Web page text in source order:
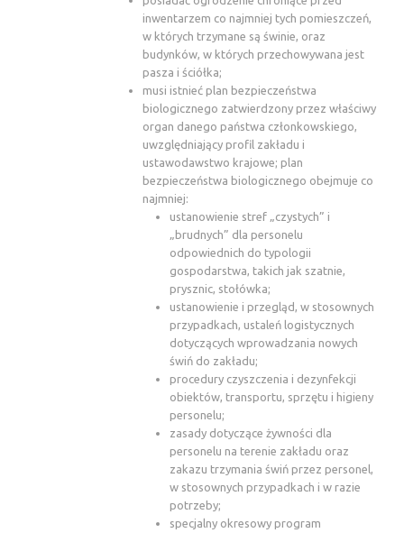
inwentarzem co najmniej tych pomieszczeń,
w których trzymane są świnie, oraz
budynków, w których przechowywana jest
pasza i ściółka;
musi istnieć plan bezpieczeństwa
biologicznego zatwierdzony przez właściwy
organ danego państwa członkowskiego,
uwzględniający profil zakładu i
ustawodawstwo krajowe; plan
bezpieczeństwa biologicznego obejmuje co
najmniej:
ustanowienie stref „czystych” i
„brudnych” dla personelu
odpowiednich do typologii
gospodarstwa, takich jak szatnie,
prysznic, stołówka;
ustanowienie i przegląd, w stosownych
przypadkach, ustaleń logistycznych
dotyczących wprowadzania nowych
świń do zakładu;
procedury czyszczenia i dezynfekcji
obiektów, transportu, sprzętu i higieny
personelu;
zasady dotyczące żywności dla
personelu na terenie zakładu oraz
zakazu trzymania świń przez personel,
w stosownych przypadkach i w razie
potrzeby;
specjalny okresowy program